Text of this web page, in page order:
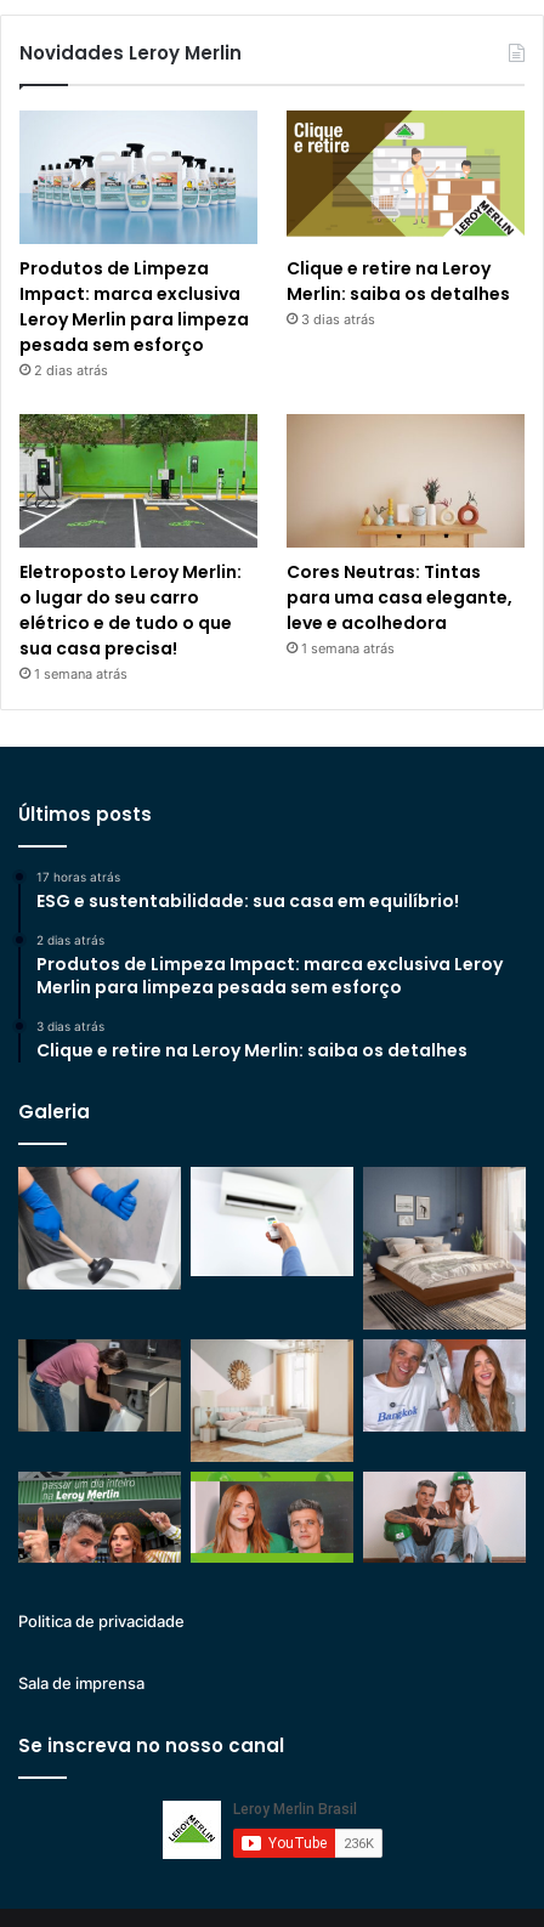
Novidades Leroy Merlin
Produtos de Limpeza
Impact: marca exclusiva
Leroy Merlin para limpeza
pesada sem esforço
2 dias atrás
Clique e retire na Leroy
Merlin: saiba os detalhes
3 dias atrás
Eletroposto Leroy Merlin:
o lugar do seu carro
elétrico e de tudo o que
sua casa precisa!
1 semana atrás
Cores Neutras: Tintas
para uma casa elegante,
leve e acolhedora
1 semana atrás
Últimos posts
17 horas atrás
ESG e sustentabilidade: sua casa em equilíbrio!
2 dias atrás
Produtos de Limpeza Impact: marca exclusiva Leroy
Merlin para limpeza pesada sem esforço
3 dias atrás
Clique e retire na Leroy Merlin: saiba os detalhes
Galeria
Politica de privacidade
Sala de imprensa
Se inscreva no nosso canal